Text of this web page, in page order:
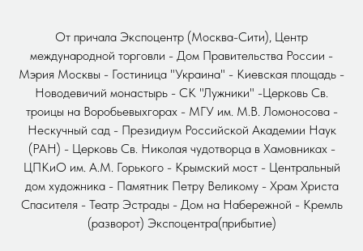
От причала Экспоцентр (Москва-Сити), Центр
международной торговли - Дом Правительства России -
Мэрия Москвы - Гостиница "Украина" - Киевская площадь -
Новодевичий монастырь - СК "Лужники" -Церковь Св.
троицы на Воробьевыхгорах - МГУ им. М.В. Ломоносова -
Нескучный сад - Президиум Российской Академии Наук
(РАН) - Церковь Св. Николая чудотворца в Хамовниках -
ЦПКиО им. А.М. Горького - Крымский мост - Центральный
дом художника - Памятник Петру Великому - Храм Христа
Спасителя - Театр Эстрады - Дом на Набережной - Кремль
(разворот) Экспоцентра(прибытие)